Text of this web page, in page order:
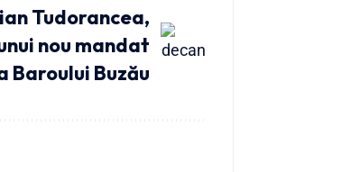
Tudorancea,
nou mandat
Baroului Buzău